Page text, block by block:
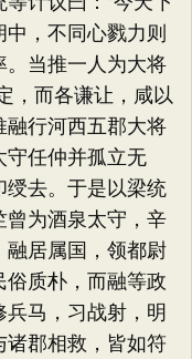
，不同心戮力则
。当推一人为大将
，而各谦让，咸以
融行河西五郡大将
守任仲并孤立无
绶去。于是以梁统
曾为酒泉太守，辛
融居属国，领都尉
质朴，而融等政
马，习战射，明
诸郡相救，皆如符